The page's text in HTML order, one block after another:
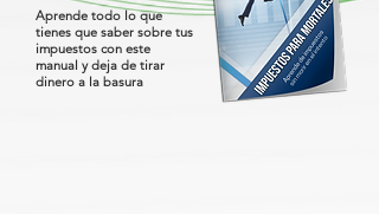
Aprende todo lo que
tienes que saber sobre tus
impuestos con este
manual y deja de tirar
dinero a la basura